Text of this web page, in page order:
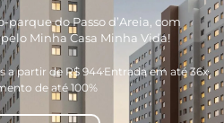
do Passo d’Areia, com
Minha Casa Minha Vida!
a partir de R$ 944Entrada em até 36x​
de até 100%